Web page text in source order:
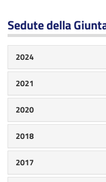
Sedute della
2024
2021
2020
2018
2017